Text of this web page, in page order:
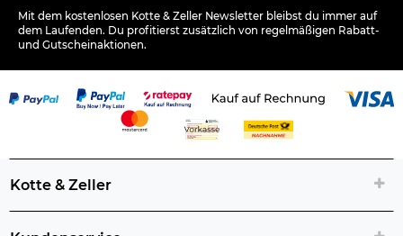
Mit dem kostenlosen Kotte & Zeller Newsletter bleibst du immer auf
dem Laufenden. Du profitierst zusätzlich von regelmäßigen Rabatt-
und Gutscheinaktionen.
Kotte & Zeller